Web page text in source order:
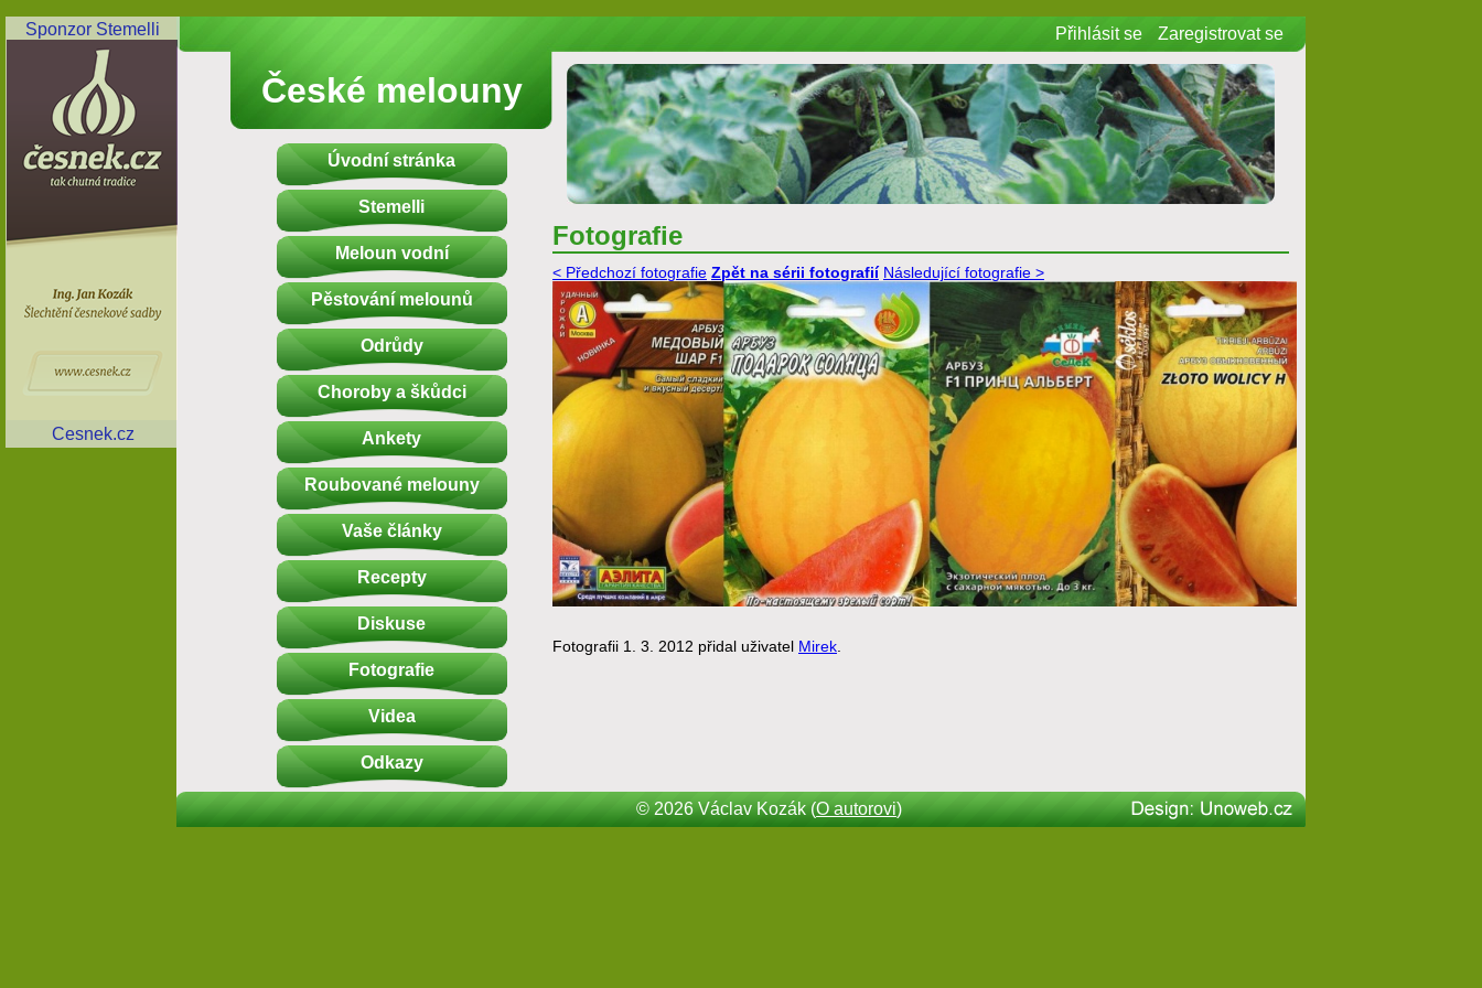
České melouny
Přihlásit se Zaregistrovat se
Úvodní stránka
Stemelli
Meloun vodní
Pěstování melounů
Odrůdy
Choroby a škůdci
Ankety
Roubované melouny
Vaše články
Recepty
Diskuse
Fotografie
Videa
Odkazy
Sponzor Stemelli
Cesnek.cz
Fotografie
< Předchozí fotografie Zpět na sérii fotografií Následující fotografie >
Fotografii 1. 3. 2012 přidal uživatel Mirek.
© 2026 Václav Kozák (O autorovi)